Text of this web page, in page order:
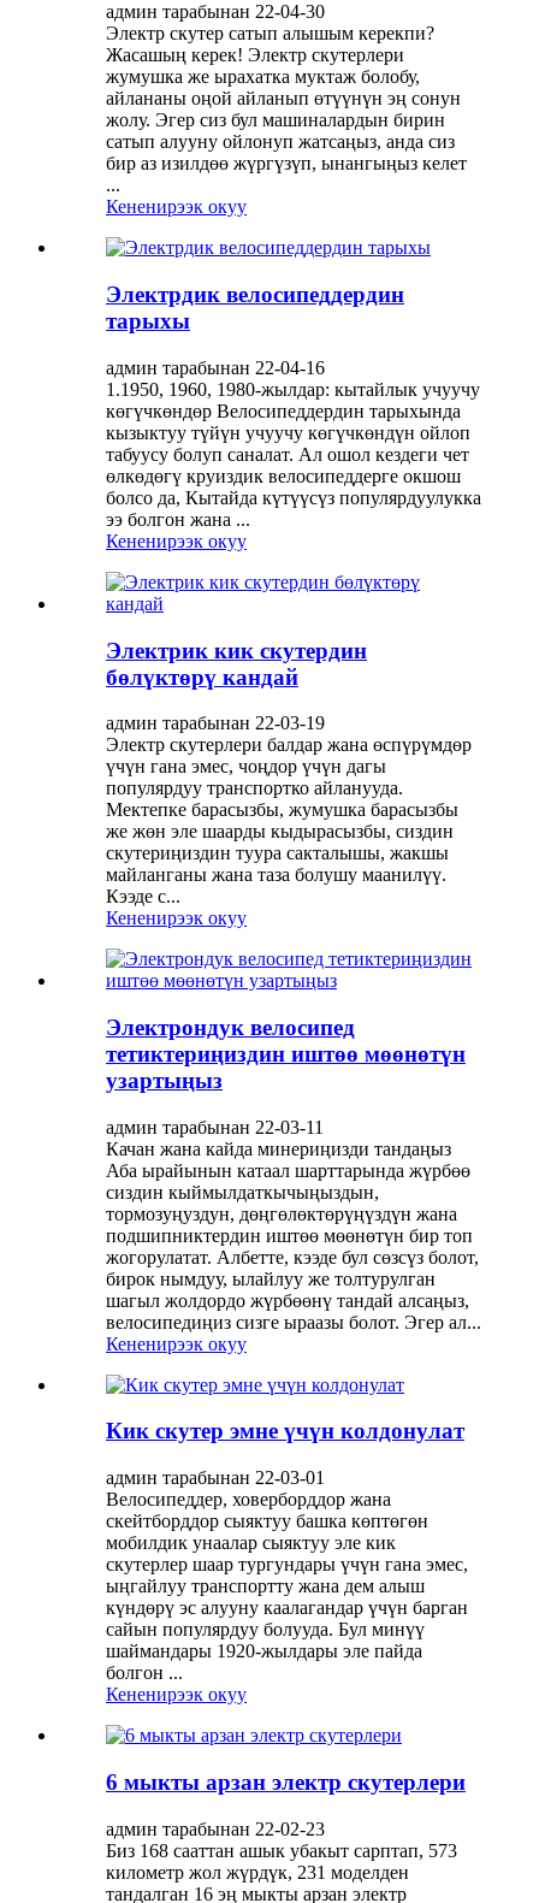
админ тарабынан 22-04-30
Электр скутер сатып алышым керекпи?
Жасашың керек! Электр скутерлери
жумушка же ырахатка муктаж болобу,
айлананы оңой айланып өтүүнүн эң сонун
жолу. Эгер сиз бул машиналардын бирин
сатып алууну ойлонуп жатсаңыз, анда сиз
бир аз изилдөө жүргүзүп, ынангыңыз келет
...
Кененирээк окуу
Электрдик велосипеддердин
тарыхы
админ тарабынан 22-04-16
1.1950, 1960, 1980-жылдар: кытайлык учуучу
көгүчкөндөр Велосипеддердин тарыхында
кызыктуу түйүн учуучу көгүчкөндүн ойлоп
табуусу болуп саналат. Ал ошол кездеги чет
өлкөдөгү круиздик велосипеддерге окшош
болсо да, Кытайда күтүүсүз популярдуулукка
ээ болгон жана ...
Кененирээк окуу
Электрик кик скутердин
бөлүктөрү кандай
админ тарабынан 22-03-19
Электр скутерлери балдар жана өспүрүмдөр
үчүн гана эмес, чоңдор үчүн дагы
популярдуу транспортко айланууда.
Мектепке барасызбы, жумушка барасызбы
же жөн эле шаарды кыдырасызбы, сиздин
скутериңиздин туура сакталышы, жакшы
майланганы жана таза болушу маанилүү.
Кээде с...
Кененирээк окуу
Электрондук велосипед
тетиктериңиздин иштөө мөөнөтүн
узартыңыз
админ тарабынан 22-03-11
Качан жана кайда минериңизди тандаңыз
Аба ырайынын катаал шарттарында жүрбөө
сиздин кыймылдаткычыңыздын,
тормозуңуздун, дөңгөлөктөрүңүздүн жана
подшипниктердин иштөө мөөнөтүн бир топ
жогорулатат. Албетте, кээде бул сөзсүз болот,
бирок нымдуу, ылайлуу же толтурулган
шагыл жолдордо жүрбөөнү тандай алсаңыз,
велосипедиңиз сизге ыраазы болот. Эгер ал...
Кененирээк окуу
Кик скутер эмне үчүн колдонулат
админ тарабынан 22-03-01
Велосипеддер, ховерборддор жана
скейтборддор сыяктуу башка көптөгөн
мобилдик унаалар сыяктуу эле кик
скутерлер шаар тургундары үчүн гана эмес,
ыңгайлуу транспортту жана дем алыш
күндөрү эс алууну каалагандар үчүн барган
сайын популярдуу болууда. Бул минүү
шаймандары 1920-жылдары эле пайда
болгон ...
Кененирээк окуу
6 мыкты арзан электр скутерлери
админ тарабынан 22-02-23
Биз 168 сааттан ашык убакыт сарптап, 573
километр жол жүрдүк, 231 моделден
тандалган 16 эң мыкты арзан электр